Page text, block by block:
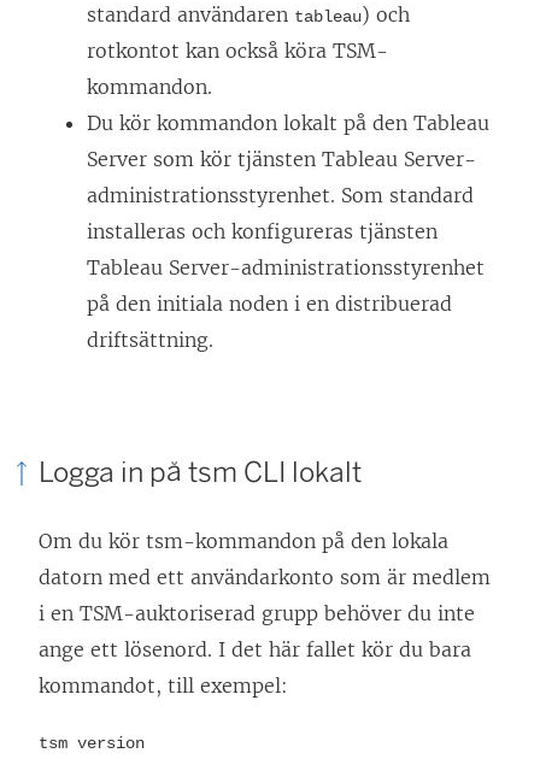
standard användaren tableau) och
rotkontot kan också köra TSM-
kommandon.
Du kör kommandon lokalt på den Tableau
Server som kör tjänsten Tableau Server-
administrationsstyrenhet. Som standard
installeras och konfigureras tjänsten
Tableau Server-administrationsstyrenhet
på den initiala noden i en distribuerad
driftsättning.
Logga in på tsm CLI lokalt
Om du kör tsm-kommandon på den lokala
datorn med ett användarkonto som är medlem
i en TSM-auktoriserad grupp behöver du inte
ange ett lösenord. I det här fallet kör du bara
kommandot, till exempel:
tsm version